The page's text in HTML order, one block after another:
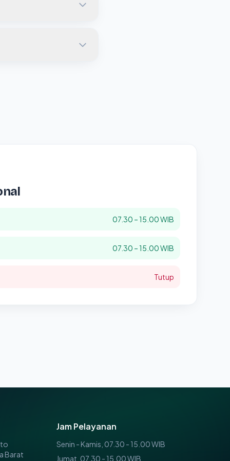
07.30 – 15.00 WIB
07.30 – 15.00 WIB
Tutup
Barat
Jam Pelayanan
Senin - Kamis, 07.30 - 15.00 WIB
Jumat, 07.30 - 15.00 WIB